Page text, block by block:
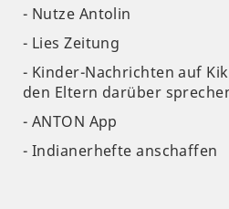
- Nutze Antolin
- Lies Zeitung
- Kinder-Nachrichten auf
den Eltern darüber
- ANTON App
- Indianerhefte anschaffen